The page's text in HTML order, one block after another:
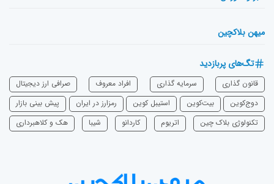
میهن بلاکچین
تگ‌های پربازدید
قانون گذاری سرمایه‌ گذاری افراد معروف
صرافی ارز دیجیتال
دوج‌کوین
بیت‌کوین استیبل کوین رمزارز در ایران
پیش بینی بازار
تکنولوژی بلاک چین
اتریوم ‌کاردانو شیبا هک و کلاهبرداری